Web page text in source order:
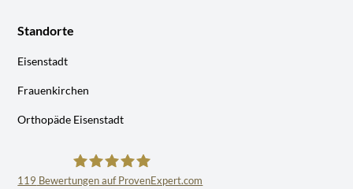
Standorte
Eisenstadt
Frauenkirchen
Orthopäde Eisenstadt
119 Bewertungen auf ProvenExpert.com